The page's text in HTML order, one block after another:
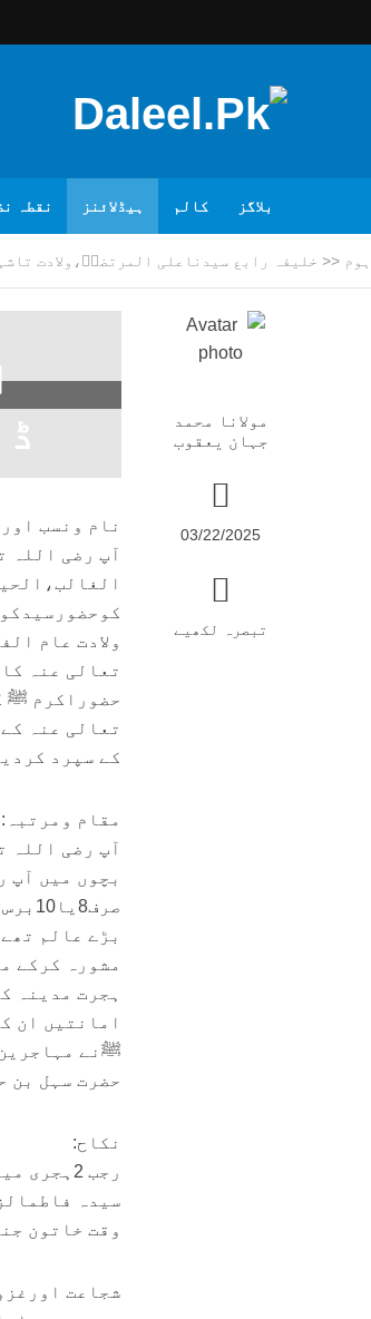
بلاگز کالم ہیڈلائنز نقطہ
ہوم << خلیفہ رابع سیدناعلی المرتضیؓ،ولادت
مولانا محمد
جہان یعقوب
03/22/2025
تبصرہ لکھیے
نام ونسب
آپ رضی اللہ
تعالی عنہ
حضوراکرم ﷺ
تعالی عنہ
کے سپرد
مقام ومرتبہ:
آپ رضی اللہ
بچوں میں آپ
بڑے عالم
مشورہ کرکے
ہجرت مدینہ
ﷺنے
حضرت سہل بن
نکاح:
سیدہ
وقت خاتون جنت
شجاعت